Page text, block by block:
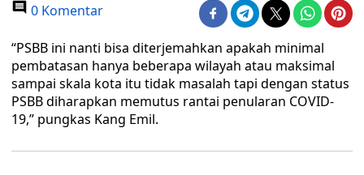
0 Komentar
“PSBB ini nanti bisa diterjemahkan apakah minimal
pembatasan hanya beberapa wilayah atau maksimal
sampai skala kota itu tidak masalah tapi dengan status
PSBB diharapkan memutus rantai penularan COVID-
19,” pungkas Kang Emil.